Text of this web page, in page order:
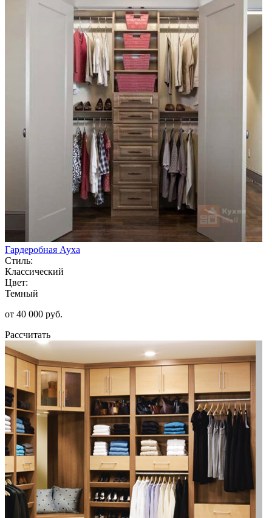
Гардеробная Ауха
Стиль:
Классический
Цвет:
Темный
от 40 000 руб.
Рассчитать